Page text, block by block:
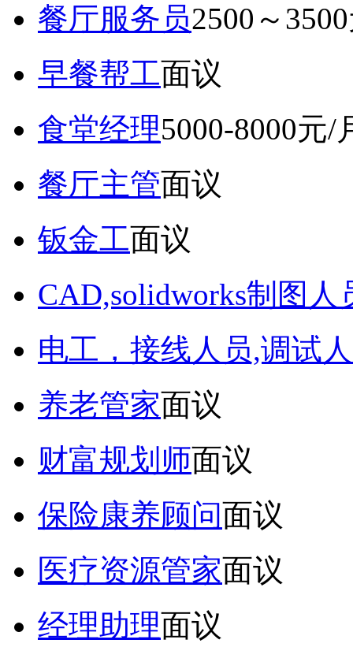
餐厅服务员2500～
早餐帮工面议
食堂经理5000-8000元/
餐厅主管面议
钣金工面议
CAD,solidworks制图人
电工，接线人员,调试
养老管家面议
财富规划师面议
保险康养顾问面议
医疗资源管家面议
经理助理面议